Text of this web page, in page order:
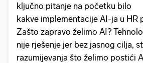
ključno pitanje na početku bilo
kakve implementacije AI-ja u HR
Zašto zapravo želimo AI?
nije rješenje jer bez jasnog cilja,
razumijevanja što želimo postići